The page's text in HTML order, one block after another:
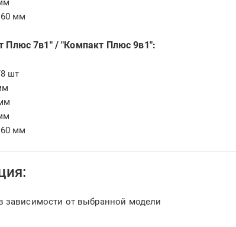
мм
Плюс 7в1" / "Компакт Плюс 9в1":
шт
мм
от выбранной модели